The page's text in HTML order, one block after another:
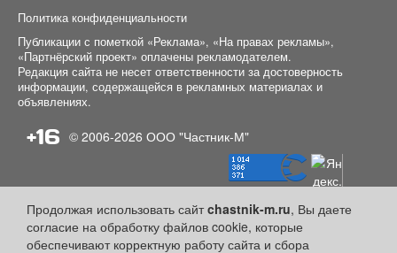
Продолжая использовать сайтchastnik-m.ru, Вы даете
согласие на обработку файлов cookie, которые
обеспечивают корректную работу сайта и сбора
Политика конфиденциальности
Публикации с пометкой «Реклама», «На правах рекламы»,
«Партнёрский проект» оплачены рекламодателем.
Редакция сайта не несет ответственности за достоверность
информации, содержащейся в рекламных материалах и
объявлениях.
+16 © 2006-2026 ООО "Частник-М"